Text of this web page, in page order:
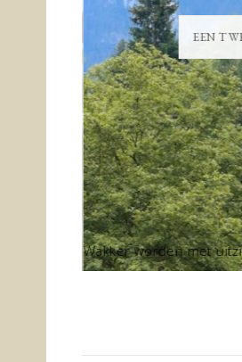
EEN
Wakker worden met
...